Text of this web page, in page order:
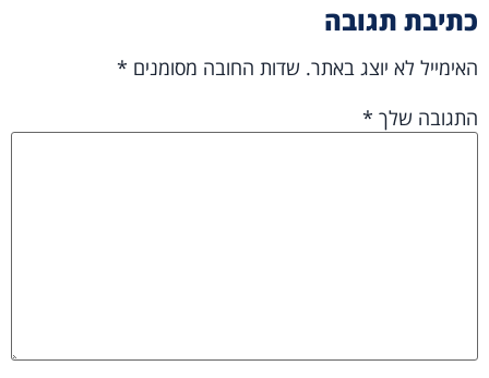
כתיבת תגובה
האימייל לא יוצג באתר. שדות החובה מסומנים *
התגובה שלך *